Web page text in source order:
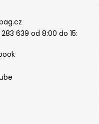
639 od 8:00 do 15: